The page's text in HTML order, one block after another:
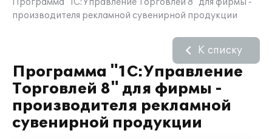
Программа "1С:Управление Торговлей 8" для фирмы -
производителя рекламной сувенирной продукции
Программа "1С:Управление
Торговлей 8" для фирмы -
производителя рекламной
сувенирной продукции
К списку